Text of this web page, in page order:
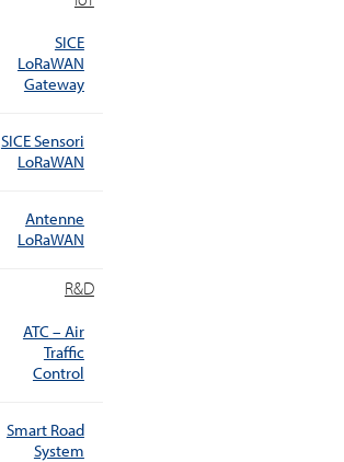
SICE
LoRaWAN
Gateway
SICE Sensori
LoRaWAN
Antenne
LoRaWAN
R&D
ATC – Air
Traffic
Control
Smart Road
System